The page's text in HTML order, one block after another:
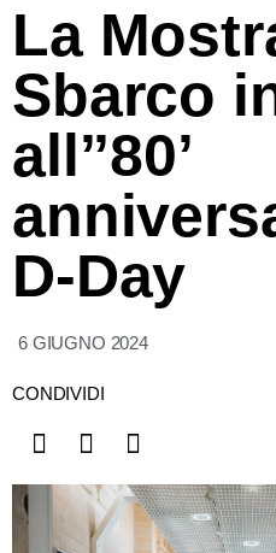
La
Sbarco
all’’80’
D-Day
6 GIUGNO 2024
CONDIVIDI